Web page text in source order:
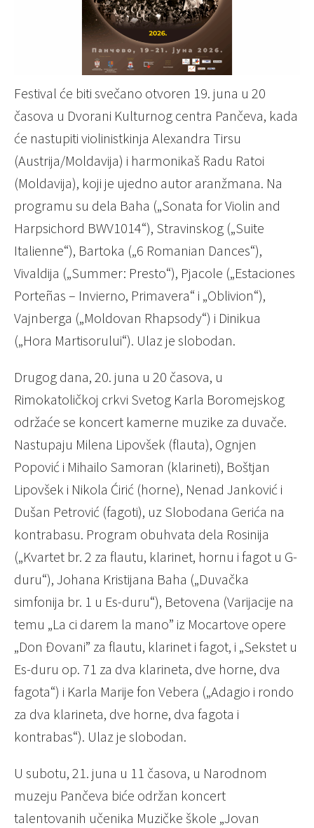
Festival će biti svečano otvoren 19. juna u 20
časova u Dvorani Kulturnog centra Pančeva, kada
će nastupiti violinistkinja Alexandra Tirsu
(Austrija/Moldavija) i harmonikaš Radu Ratoi
(Moldavija), koji je ujedno autor aranžmana. Na
programu su dela Baha („Sonata for Violin and
Harpsichord BWV1014“), Stravinskog („Suite
Italienne“), Bartoka („6 Romanian Dances“),
Vivaldija („Summer: Presto“), Pjacole („Estaciones
Porteñas – Invierno, Primavera“ i „Oblivion“),
Vajnberga („Moldovan Rhapsody“) i Dinikua
(„Hora Martisorului“). Ulaz je slobodan.
Drugog dana, 20. juna u 20 časova, u
Rimokatoličkoj crkvi Svetog Karla Boromejskog
održaće se koncert kamerne muzike za duvače.
Nastupaju Milena Lipovšek (flauta), Ognjen
Popović i Mihailo Samoran (klarineti), Boštjan
Lipovšek i Nikola Ćirić (horne), Nenad Janković i
Dušan Petrović (fagoti), uz Slobodana Gerića na
kontrabasu. Program obuhvata dela Rosinija
(„Kvartet br. 2 za flautu, klarinet, hornu i fagot u G-
duru“), Johana Kristijana Baha („Duvačka
simfonija br. 1 u Es-duru“), Betovena (Varijacije na
temu „La ci darem la mano” iz Mocartove opere
„Don Đovani” za flautu, klarinet i fagot, i „Sekstet u
Es-duru op. 71 za dva klarineta, dve horne, dva
fagota“) i Karla Marije fon Vebera („Adagio i rondo
za dva klarineta, dve horne, dva fagota i
kontrabas“). Ulaz je slobodan.
U subotu, 21. juna u 11 časova, u Narodnom
muzeju Pančeva biće održan koncert
talentovanih učenika Muzičke škole „Jovan